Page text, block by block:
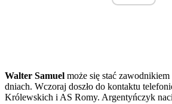
Walter Samuel może się stać
dniach. Wczoraj doszło do kontaktu
Królewskich i AS Romy. Argentyńczyk